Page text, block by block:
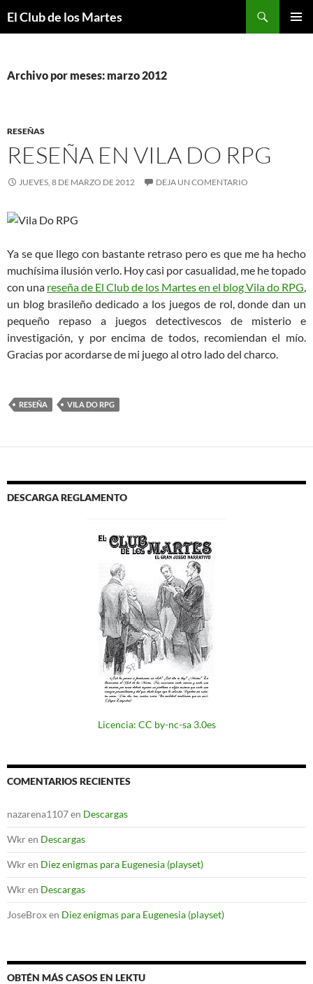
El Club de los Martes
Archivo por meses: marzo 2012
RESEÑAS
RESEÑA EN VILA DO RPG
JUEVES, 8 DE MARZO DE 2012 DEJA UN COMENTARIO
Ya se que llego con bastante retraso pero es que me ha hecho
muchísima ilusión verlo. Hoy casi por casualidad, me he topado
con una reseña de El Club de los Martes en el blog Vila do RPG,
un blog brasileño dedicado a los juegos de rol, donde dan un
pequeño repaso a juegos detectivescos de misterio e
investigación, y por encima de todos, recomiendan el mío.
Gracias por acordarse de mi juego al otro lado del charco.
RESEÑA VILA DO RPG
DESCARGA REGLAMENTO
Licencia: CC by-nc-sa 3.0es
COMENTARIOS RECIENTES
nazarena1107en Descargas
Wkren Descargas
Wkren Diez enigmas para Eugenesia (playset)
Wkren Descargas
JoseBroxen Diez enigmas para Eugenesia (playset)
OBTÉN MÁS CASOS EN LEKTU